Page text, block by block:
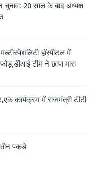
20 साल के बाद अध्यक्ष
हॉस्पीटल में
टीम ने छापा मारा
कार्यक्रम में राजमंत्री टीटी
पकड़े